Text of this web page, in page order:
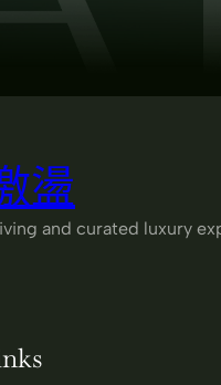
盪
and curated luxury